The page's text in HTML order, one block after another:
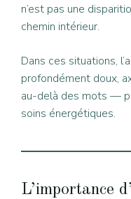
n’est pas une
chemin intérieur.
Dans ces situations,
profondément doux,
au-delà des mots —
soins énergétiques.
L’importance